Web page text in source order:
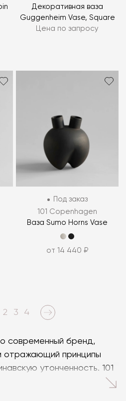
Декоративная ваза
Guggenheim Vase, Square
Цена по запросу
Под заказ
101 Copenhagen
Ваза Sumo Horns Vase
от 14 440 ₽
2 3 4
современный бренд,
отражающий принципы
утонченность. 101
уникальным сочетанием